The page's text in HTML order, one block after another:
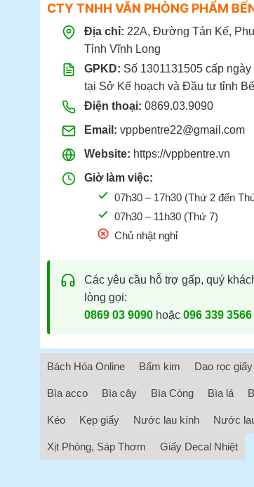
CTY TNHH VĂN PHÒNG PHẨM
Địa chỉ: 22A, Đường Tán Kế,
Tỉnh Vĩnh Long
GPKD: Số 1301131505 cấp
tại Sở Kế hoạch và Đầu tư tỉnh
Điện thoại: 0869.03.9090
Email: vppbentre22@gmail.com
Website: https://vppbentre.vn
Giờ làm việc:
07h30 – 17h30 (Thứ 2 đến
07h30 – 11h30 (Thứ 7)
Chủ nhật nghỉ
Các yêu cầu hỗ trợ gấp, quý
lòng gọi:
0869 03 9090hoặc 096 339 3566
Bách Hóa Online Bấm kim Dao rọc giấy
Bìa acco Bìa cây Bìa Còng Bìa lá
Kéo Kẹp giấy Nước lau kính Nước
Xịt Phòng, Sáp Thơm Giấy Decal Nhiệt